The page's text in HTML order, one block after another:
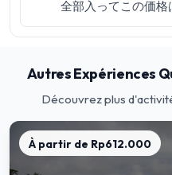
全部入ってこの価格
Autres Expériences
Découvrez plus
À partir de Rp612.000